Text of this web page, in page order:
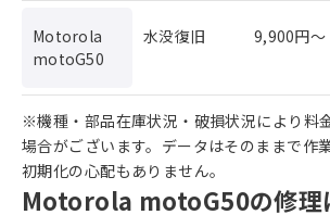
Motorola
motoG50
水没復旧 9,900円〜
※機種・部品在庫状況・破損状況により料
場合がございます。データはそのままで作
初期化の心配もありません。
Motorola motoG50の修理